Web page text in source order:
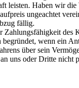
leisten. Haben wir die
ungeachtet
fällig.
Zahlungsfähigkeit des
begründet, wenn ein
über sein
uns oder Dritte nicht